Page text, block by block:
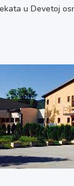
u Devetoj